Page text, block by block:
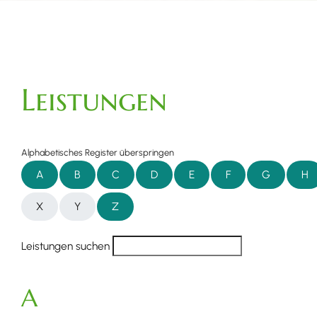
Leistungen
Alphabetisches Register überspringen
A B C D E F G H
X Y Z
Leistungen suchen
A